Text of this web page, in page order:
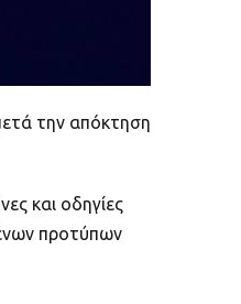
την απόκτηση
και οδηγίες
προτύπων